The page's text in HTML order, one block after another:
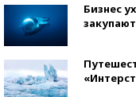
Бизнес